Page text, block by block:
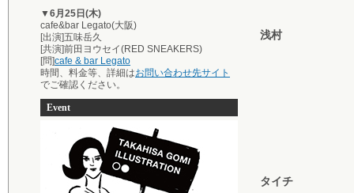
▼6月25日(木)
cafe&bar Legato(大阪)
[出演]五味岳久
[共演]前田ヨウセイ(RED SNEAKERS)
[問]cafe & bar Legato
時間、料金等、詳細はお問い合わせ先サイト
でご確認ください。
Event
浅村
タイチ